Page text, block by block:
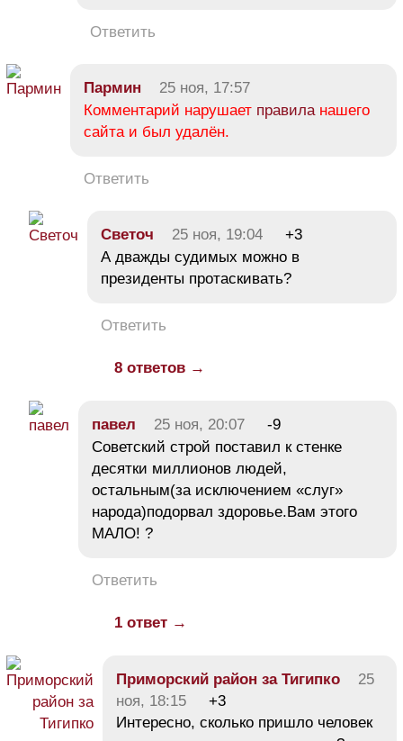
Ответить
Пармин
25 ноя, 17:57
Комментарий нарушает правила нашего
сайта и был удалён.
Ответить
Cветоч 25 ноя, 19:04
+3
А дважды судимых можно в
президенты протаскивать?
Ответить
8 ответов →
павел 25 ноя, 20:07
-9
Советский строй поставил к стенке
десятки миллионов людей,
остальным(за исключением «слуг»
народа)подорвал здоровье.Вам этого
МАЛО! ?
Ответить
1 ответ →
Приморский район за Тигипко
25
ноя, 18:15
+3
Интересно, сколько пришло человек